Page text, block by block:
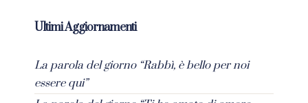
Ultimi Aggiornamenti
La parola del giorno “Rabbì, è bello per noi
essere qui”